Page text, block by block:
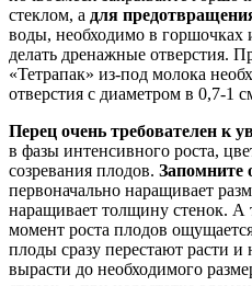
стеклом, а для
воды, необходимо в
делать дренажные отверстия.
«Тетрапак» из-под молока
отверстия с диаметром в 0,7-1
Перец очень требователен к
в фазы интенсивного роста,
созревания плодов. Запомните
первоначально наращивает
наращивает толщину стенок. А
момент роста плодов
плоды сразу перестают расти и
вырасти до необходимого